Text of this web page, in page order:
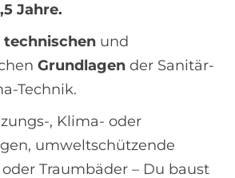
Jahre.
technischen und
Grundlagen der Sanitär-
Technik.
, Klima- oder
umweltschützende
Traumbäder – Du baust